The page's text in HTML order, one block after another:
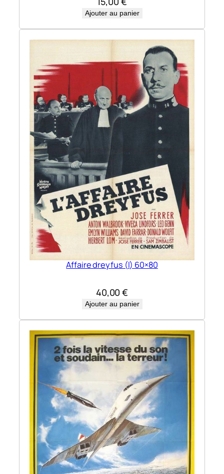
Ajouter au panier
Affaire dreyfus (l) 60×80
40,00€
Ajouter au panier